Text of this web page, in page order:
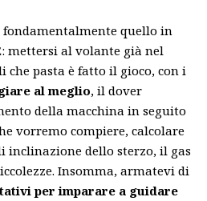
fondamentalmente quello in
mettersi al volante già nel
che pasta è fatto il gioco, con i
al meglio, il dover
della macchina in seguito
vorremo compiere, calcolare
inclinazione dello sterzo, il gas
Insomma, armatevi di
per imparare a guidare